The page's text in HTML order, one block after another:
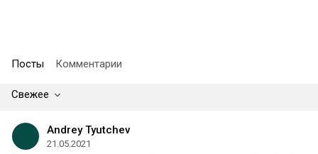
Посты Комментарии
Свежее
Andrey Tyutchev
21.05.2021